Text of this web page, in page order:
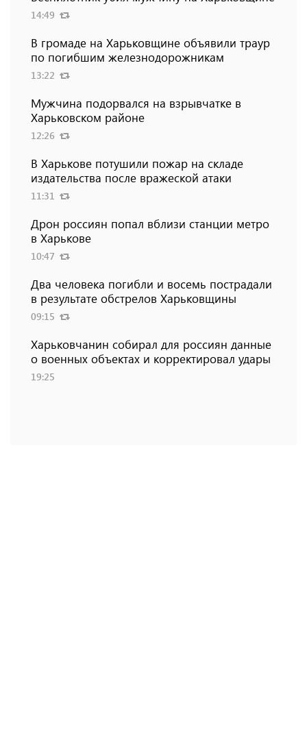
14:49
В громаде на Харьковщине объявили траур
по погибшим железнодорожникам
13:22
Мужчина подорвался на взрывчатке в
Харьковском районе
12:26
В Харькове потушили пожар на складе
издательства после вражеской атаки
11:31
Дрон россиян попал вблизи станции метро
в Харькове
10:47
Два человека погибли и восемь пострадали
в результате обстрелов Харьковщины
09:15
Харьковчанин собирал для россиян данные
о военных объектах и ​​корректировал удары
19:25